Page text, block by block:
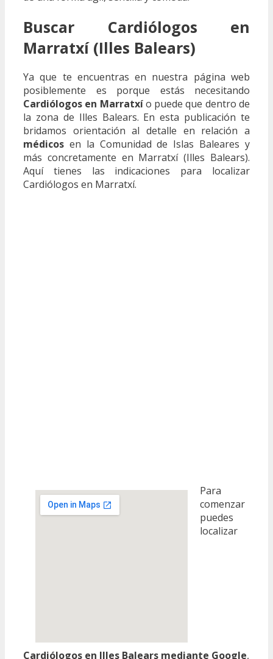
Buscar Cardiólogos en
Marratxí (Illes Balears)
Ya que te encuentras en nuestra página web
posiblemente es porque estás necesitando
Cardiólogos en Marratxío puede que dentro de
la zona de Illes Balears. En esta publicación te
bridamos orientación al detalle en relación a
médicos en la Comunidad de Islas Baleares y
más concretamente en Marratxí (Illes Balears).
Aquí tienes las indicaciones para localizar
Cardiólogos en Marratxí.
Para
comenzar
puedes
localizar
Cardiólogos en Illes Balears mediante Google,